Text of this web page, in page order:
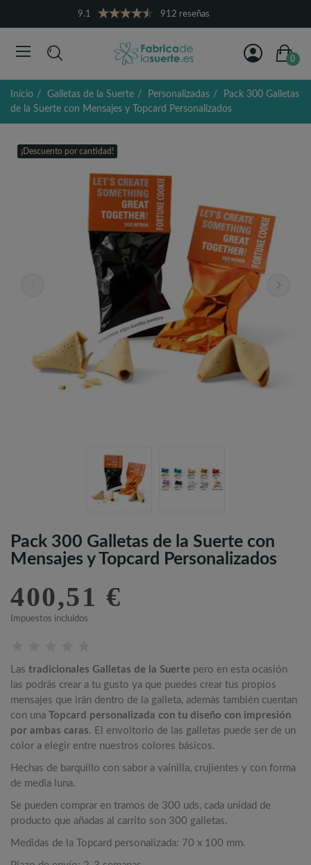
9.1 912 reseñas
0
Inicio Galletas de la Suerte Personalizadas
Pack 300 Galletas
de la Suerte con Mensajes y Topcard Personalizados
¡Descuento por cantidad!
Pack 300 Galletas de la Suerte con
Mensajes y Topcard Personalizados
400,51 €
Impuestos incluidos
Las tradicionales Galletas de la Suerte pero en esta ocasión
las podrás crear a tu gusto ya que puedes crear tus propios
mensajes que irán dentro de la galleta, además también cuentan
con una Topcard personalizada con tu diseño con impresión
por ambas caras. El envoltorio de las galletas puede ser de un
color a elegir entre nuestros colores básicos.
Hechas de barquillo con sabor a vainilla, crujientes y con forma
de media luna.
Se pueden comprar en tramos de 300 uds, cada unidad de
producto que añadas al carrito son 300 galletas.
Medidas de la Topcard personalizada: 70 x 100 mm.